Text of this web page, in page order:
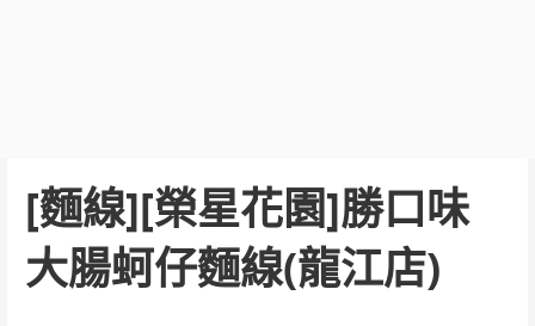
[麵線][榮星花園]勝口味
大腸蚵仔麵線(龍江店)